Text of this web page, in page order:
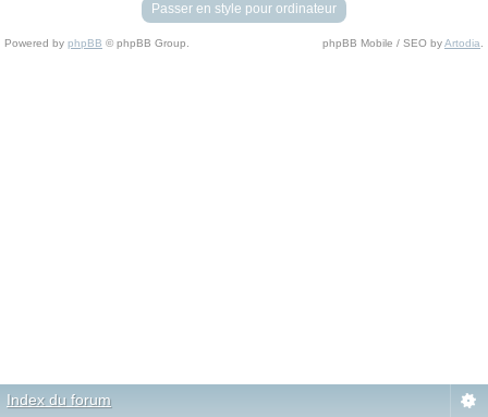
Passer en style pour ordinateur
Powered by phpBB © phpBB Group. phpBB Mobile / SEO byArtodia
Index du forum